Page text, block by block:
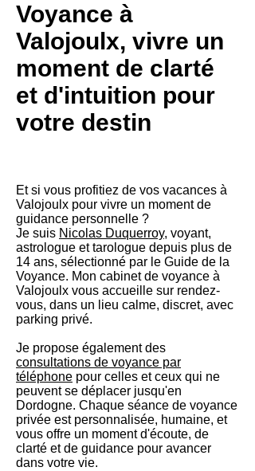
Voyance à
Valojoulx, vivre un
moment de clarté
et d'intuition pour
votre destin
Et si vous profitiez de vos vacances à
Valojoulx pour vivre un moment de
guidance personnelle ?
Je suis Nicolas Duquerroy, voyant,
astrologue et tarologue depuis plus de
14 ans, sélectionné par le Guide de la
Voyance. Mon cabinet de voyance à
Valojoulx vous accueille sur rendez-
vous, dans un lieu calme, discret, avec
parking privé.
Je propose également des
consultations de voyance par
téléphone pour celles et ceux qui ne
peuvent se déplacer jusqu'en
Dordogne. Chaque séance de voyance
privée est personnalisée, humaine, et
vous offre un moment d'écoute, de
clarté et de guidance pour avancer
dans votre vie.